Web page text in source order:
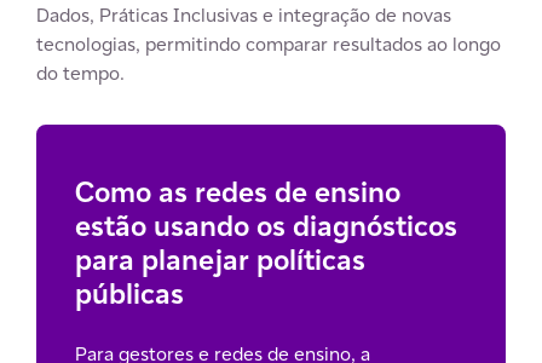
Dados, Práticas Inclusivas e integração de novas
tecnologias, permitindo comparar resultados ao longo
do tempo.
Como as redes de ensino
estão usando os diagnósticos
para planejar políticas
públicas
Para gestores e redes de ensino, a